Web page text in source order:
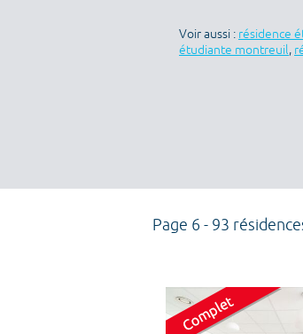
Voir aussi : résidence
étudiante montreuil,
Page 6 - 93